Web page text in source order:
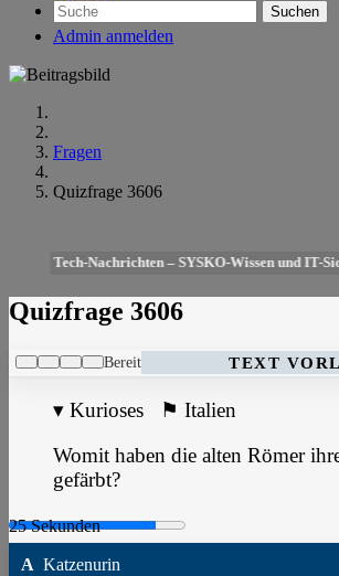
Suchen
Admin anmelden
Fragen
Quizfrage 3606
Tech-Nachrichten – SYSKO-Wissen und IT-
Quizfrage 3606
Bereit TEXT
▾ Kurioses ⚑ Italien
Womit haben die alten Römer
gefärbt?
A Katzenurin